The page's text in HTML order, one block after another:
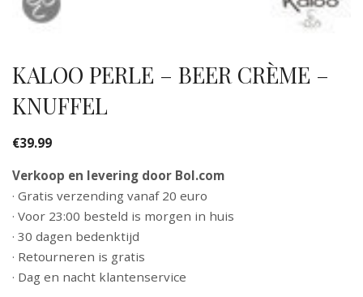
KALOO PERLE – BEER CRÈME –
KNUFFEL
€39.99
Verkoop en levering door Bol.com
· Gratis verzending vanaf 20 euro
· Voor 23:00 besteld is morgen in huis
· 30 dagen bedenktijd
· Retourneren is gratis
· Dag en nacht klantenservice